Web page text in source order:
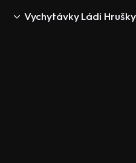
Vychytávky Ládi Hrušky